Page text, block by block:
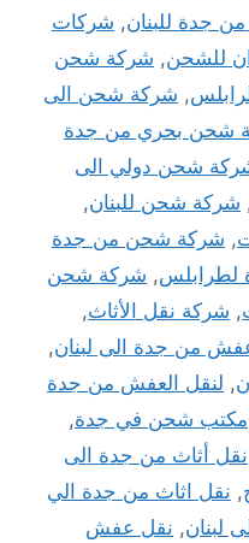
جدة للبنان, شركات
للشحن, شركة شحن
, شركة شحن الى
شحن بحري من جدة
شحن دولي الى
شركة شحن للبنان,
, شركة شحن من جدة
, شركة شحن
, شركة نقل الأثاث,
من جدة الى لبنان,
, لنقل العفش من جدة
مكتب شحن في جدة,
نقل أثاث من جدة الى
, نقل اثاث من جدة الي
لبنان, نقل عفش